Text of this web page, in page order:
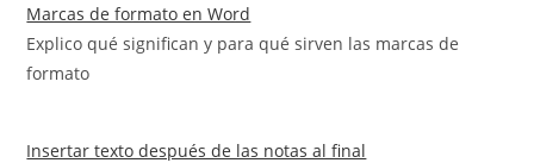
Marcas de formato en Word
Explico qué significan y para qué sirven las marcas de
formato
Insertar texto después de las notas al final